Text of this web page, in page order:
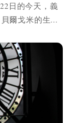
日的今天，義
爾戈米的生...